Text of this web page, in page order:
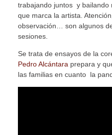
trabajando juntos y bailando
que marca la artista.
observación… son algunos
sesiones.
Se trata de ensayos de la
Pedro Alcántara prepara y
las familias en cuanto la